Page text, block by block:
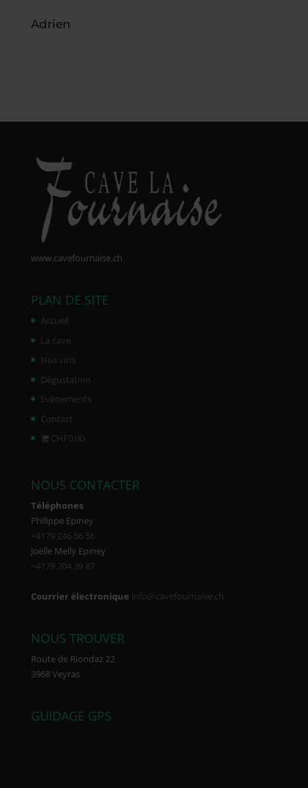
Adrien
www.cavefournaise.ch
PLAN DE SITE
Accueil
La cave
Nos vins
Dégustation
Evénements
Contact
CHF0.00
NOUS CONTACTER
Téléphones
Philippe Epiney
+4179 246 56 56
Joëlle Melly Epiney
+4179 204 39 87
Courrier électronique info@cavefournaise.ch
NOUS TROUVER
Route de Riondaz 22
3968 Veyras
GUIDAGE GPS